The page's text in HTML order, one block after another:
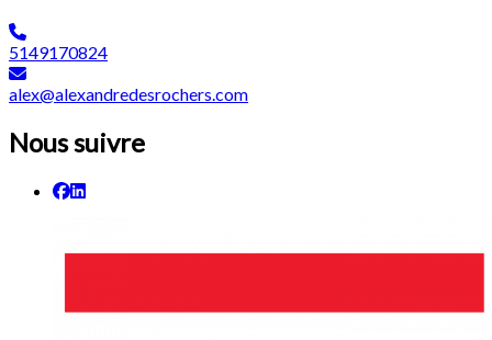
5149170824
alex@alexandredesrochers.com
Nous suivre